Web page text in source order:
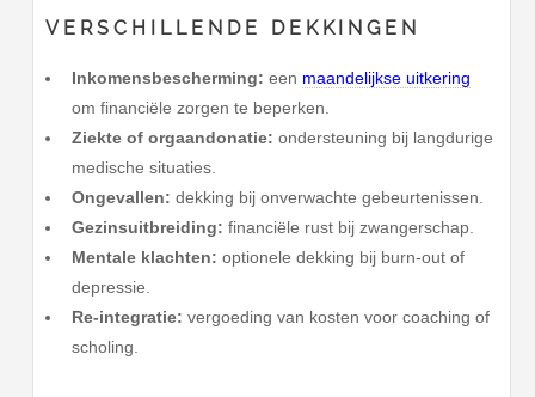
VERSCHILLENDE DEKKINGEN
Inkomensbescherming: een maandelijkse uitkering
om financiële zorgen te beperken.
Ziekte of orgaandonatie: ondersteuning bij langdurige
medische situaties.
Ongevallen: dekking bij onverwachte gebeurtenissen.
Gezinsuitbreiding: financiële rust bij zwangerschap.
Mentale klachten: optionele dekking bij burn-out of
depressie.
Re-integratie: vergoeding van kosten voor coaching of
scholing.